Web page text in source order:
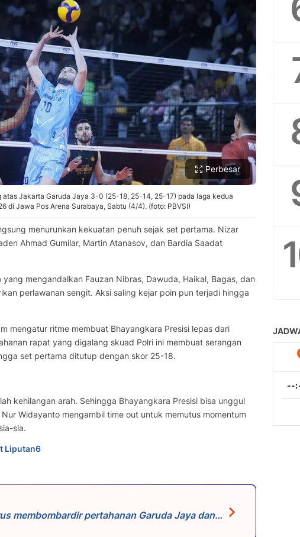
Perbesar
Jakarta Garuda Jaya 3-0 (25-18, 25-14, 25-17) pada laga kedua
di Jawa Pos Arena Surabaya, Sabtu (4/4). (foto: PBVSI)
menurunkan kekuatan penuh sejak set pertama. Nizar
Ahmad Gumilar, Martin Atanasov, dan Bardia Saadat
mengandalkan Fauzan Nibras, Dawuda, Haikal, Bagas, dan
perlawanan sengit. Aksi saling kejar poin pun terjadi hingga
mengatur ritme membuat Bhayangkara Presisi lepas dari
rapat yang digalang skuad Polri ini membuat serangan
set pertama ditutup dengan skor 25-18.​​
kehilangan arah. Sehingga Bhayangkara Presisi bisa unggul
Widayanto mengambil time out untuk memutus momentum
sia.
Liputan6
membombardir pertahanan Garuda Jaya dan